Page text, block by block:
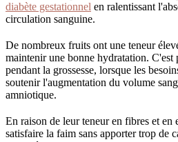
diabète gestationnel en ralentissant
circulation sanguine.
De nombreux fruits ont une teneur
maintenir une bonne hydratation.
pendant la grossesse, lorsque les
soutenir l'augmentation du volume
amniotique.
En raison de leur teneur en fibres et en
satisfaire la faim sans apporter trop de